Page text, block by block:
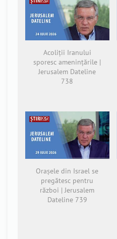
Acoliții Iranului
sporesc amenințările |
Jerusalem Dateline
738
Orașele din Israel se
pregătesc pentru
război | Jerusalem
Dateline 739